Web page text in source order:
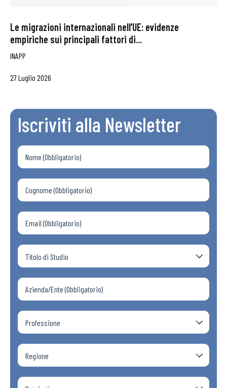
Le migrazioni internazionali nell’UE: evidenze
empiriche sui principali fattori di...
INAPP
27 Luglio 2026
Iscriviti alla Newsletter